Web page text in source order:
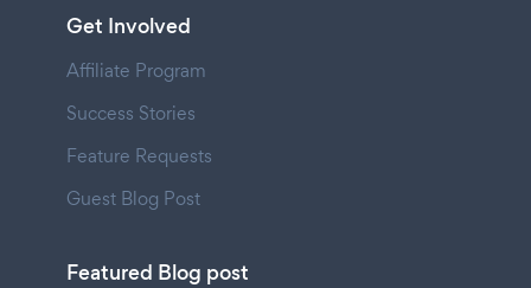
Get Involved
Affiliate Program
Success Stories
Feature Requests
Guest Blog Post
Featured Blog post